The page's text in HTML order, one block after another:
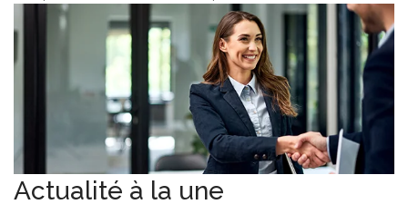
Actualité à la une